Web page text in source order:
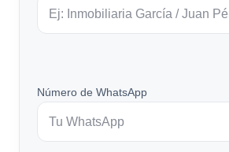
Número de WhatsApp